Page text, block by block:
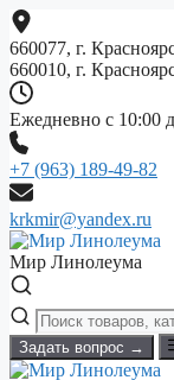
Перейти
к
содержимому
660077, г.
660010, г.
Ежедневно с 10:00
+7 (963) 189-49-82
krkmir@yandex.ru
Мир Линолеума
Задать вопрос →